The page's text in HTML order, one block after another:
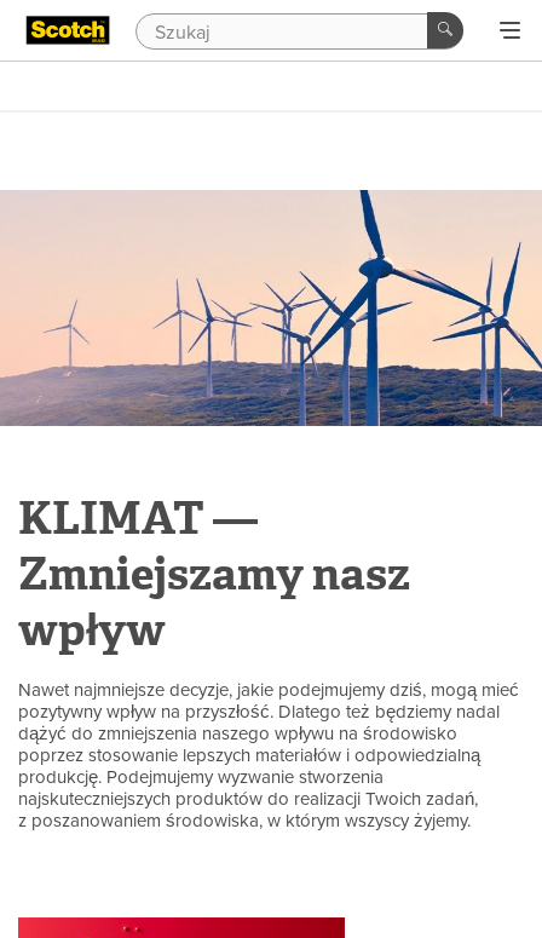
KLIMAT —
Zmniejszamy nasz
wpływ
Nawet najmniejsze decyzje, jakie podejmujemy dziś, mogą mieć
pozytywny wpływ na przyszłość. Dlatego też będziemy nadal
dążyć do zmniejszenia naszego wpływu na środowisko
poprzez stosowanie lepszych materiałów i odpowiedzialną
produkcję. Podejmujemy wyzwanie stworzenia
najskuteczniejszych produktów do realizacji Twoich zadań,
z poszanowaniem środowiska, w którym wszyscy żyjemy.